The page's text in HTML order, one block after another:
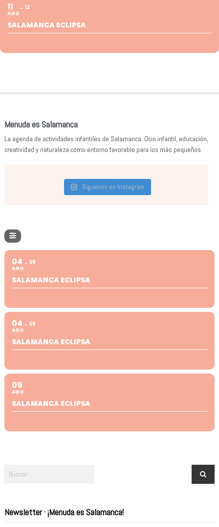
11
AGO
12
SALAMANCA ECLIPSA
Menuda es Salamanca
La agenda de actividades infantiles de Salamanca. Ocio infantil, educación,
creatividad y naturaleza como entorno favorable para los más pequeños.
Síguenos en Instagram
04
AGO
08
SALAMANCA ECLIPSA
04
AGO
08
SALAMANCA ECLIPSA
09
AGO
SALAMANCA ECLIPSA
Newsletter · ¡Menuda es Salamanca!